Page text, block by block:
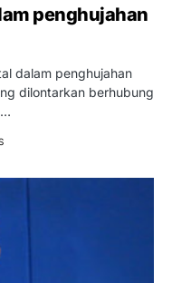
penghujahan
dalam penghujahan
dilontarkan berhubung